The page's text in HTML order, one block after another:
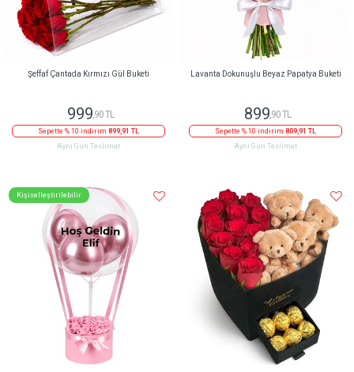
Şeffaf Çantada Kırmızı Gül Buketi
999,90 TL
Sepette % 10 indirim 899,91 TL
Aynı Gün Teslimat
Lavanta Dokunuşlu Beyaz Papatya Buketi
899,90 TL
Sepette % 10 indirim 809,91 TL
Aynı Gün Teslimat
Kişiselleştirilebilir